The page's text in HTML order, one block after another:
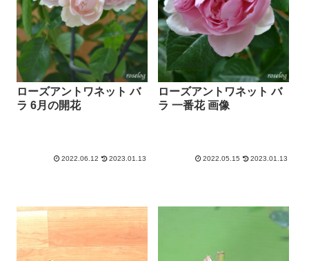
ローズアントワネット バ
ラ 6月の開花
2022.06.12 2023.01.13
ローズアントワネット バ
ラ 一番花 画像
2022.05.15 2023.01.13